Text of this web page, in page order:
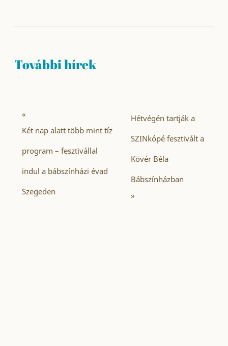
További hírek
«
Két nap alatt több mint tíz
program – fesztivállal
indul a bábszínházi évad
Szegeden
Hétvégén tartják a
SZINkópé fesztivált a
Kövér Béla
Bábszínházban
»